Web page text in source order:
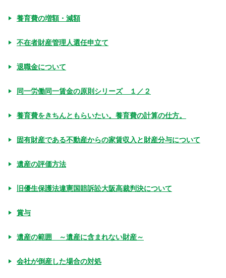
養育費の増額・減額
不在者財産管理人選任申立て
退職金について
同一労働同一賃金の原則シリーズ １／２
養育費をきちんともらいたい。養育費の計算の仕方。
固有財産である不動産からの家賃収入と財産分与について
遺産の評価方法
旧優生保護法違憲国賠訴訟大阪高裁判決について
賞与
遺産の範囲 ～遺産に含まれない財産～
会社が倒産した場合の対処